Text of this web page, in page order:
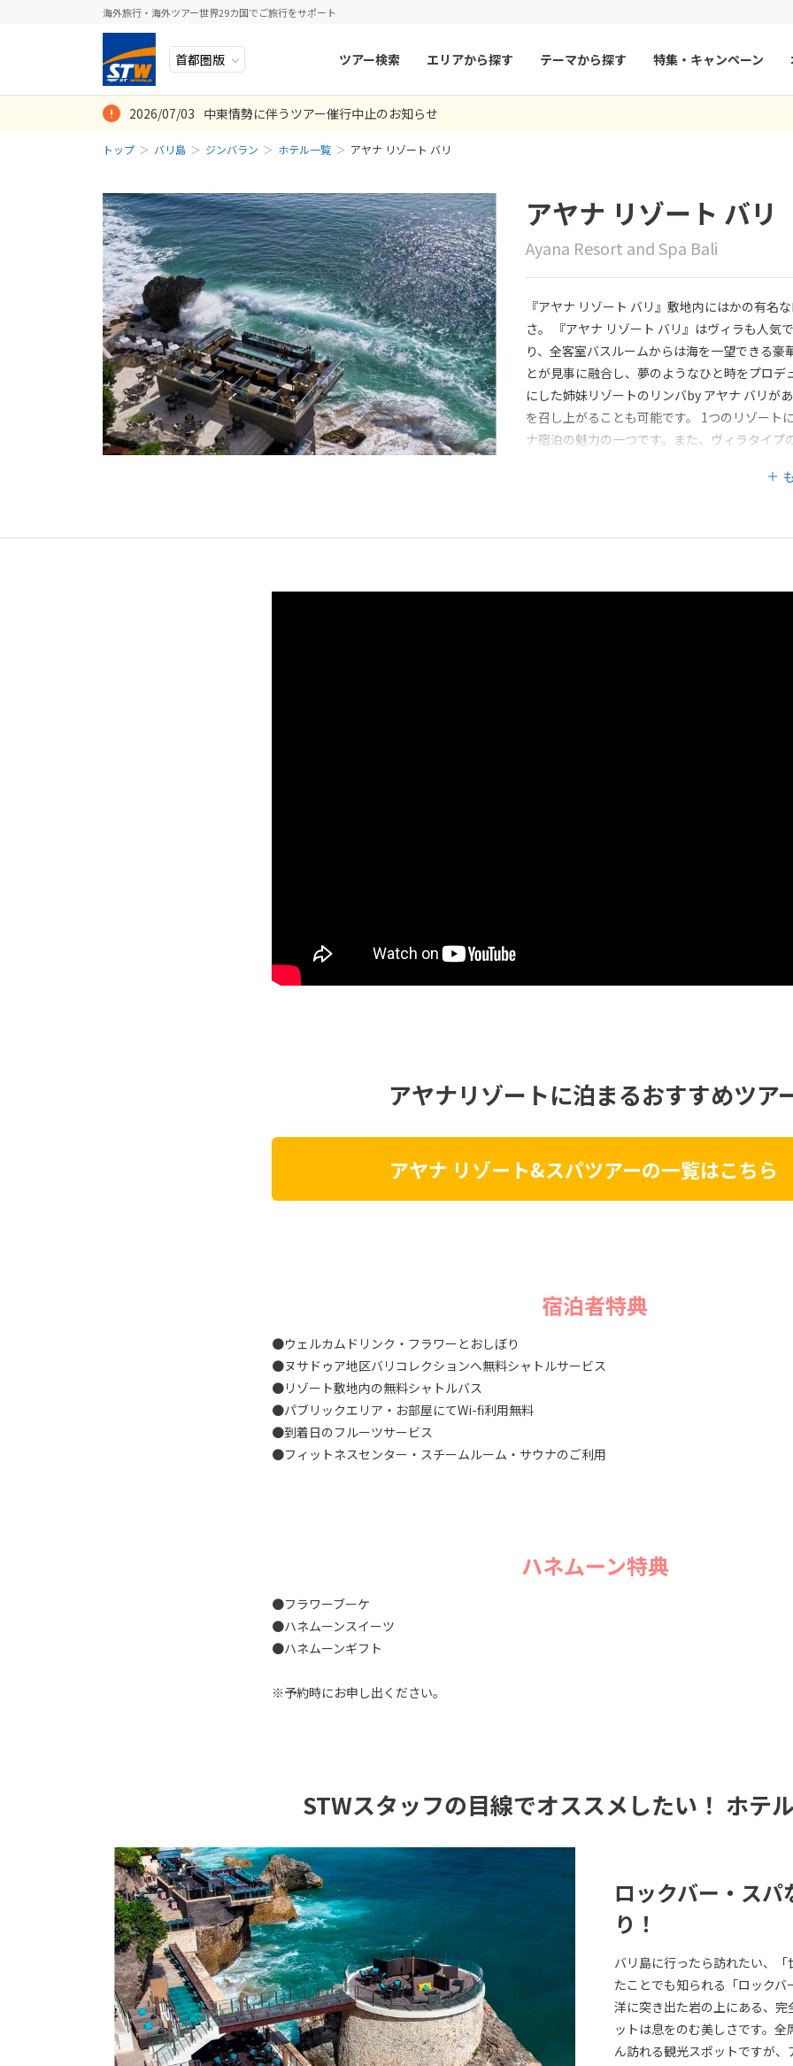
海外旅行・海外ツアー世界29カ国でご旅行をサポート
ツアー検索 エリアから探す
ヨーロッパ
中近東・トルコ
アジア
ロシア・中央アジア
アメリカ・カナダ
中南米・カリブ海
モルディブ・他インド洋
太平洋地域
オセアニア
ハワイ
イタリア
ドイツ
ベルギー
スイス
チェコ
オーストリア
ポーランド
スロヴァキア
アイスランド
スウェーデン
ラトビア
リトアニア
ギリシャ
スロヴェニア
モンテネグロ
ブルガリア
北マケドニア
ボスニア・ヘルツェゴビナ セルビア
テーマから探す
人気のテーマ
お得な旅
目的
秋旅
年末年始
特集・キャンペーン
2026/07/03 中東情勢に伴うツアー催行中止のお知らせ
トップ バリ島 ジンバラン ホテル一覧 アヤナ リゾート バリ
アヤナ リゾート バリ
Ayana Resort and Spa Bali
『アヤナ リゾート バリ』敷地内にはかの有名
さ。 『アヤナ リゾート バリ』はヴィラも人気
り、全客室バスルームからは海を一望できる
とが見事に融合し、夢のようなひと時をプロ
にした姉妹リゾートのリンバby アヤナ バリが
を召し上がることも可能です。 1つのリゾート
ナ宿泊の魅力の一つです。また、ヴィラタイ
ープでは全取引が完全キャッシュレス決済と
アヤナリゾートに泊まるおすすめツア
アヤナ リゾート&スパツアーの一覧はこちら
宿泊者特典
●ウェルカムドリンク・フラワーとおしぼり
●ヌサドゥア地区バリコレクションへ無料シャトルサービス
●リゾート敷地内の無料シャトルバス
●パブリックエリア・お部屋にてWi-fi利用無料
●到着日のフルーツサービス
●フィットネスセンター・スチームルーム・サウナのご利用
ハネムーン特典
●フラワーブーケ
●ハネムーンスイーツ
●ハネムーンギフト
※予約時にお申し出ください。
STWスタッフの目線でオススメしたい！ ホテ
ロックバー・ス
り！
バリ島に行ったら訪れたい、
たことでも知られる「ロック
洋に突き出た岩の上にある、
ットは息をのむ美しさです。
ん訪れる観光スポットですが